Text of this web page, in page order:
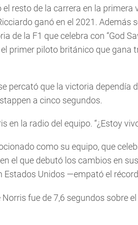
resto de la carrera en la primera
ganó en el 2021. Además
de la F1 que celebra con “God
primer piloto británico que gana
percató que la victoria dependía
a cinco segundos.
en la radio del equipo. “¿Estoy
como su equipo, que
el que debutó los cambios en
Estados Unidos —empató el
fue de 7,6 segundos sobre el